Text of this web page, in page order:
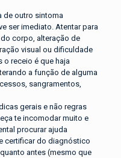
de outro sintoma
ser imediato. Atentar para
corpo, alteração de
visual ou dificuldade
o receio é que haja
a função de alguma
sangramentos,
gerais e não regras
te incomodar muito e
procurar ajuda
certificar do diagnóstico
antes (mesmo que